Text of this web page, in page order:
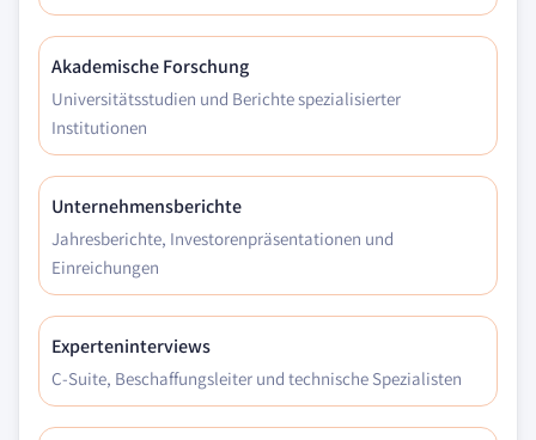
Akademische Forschung
Universitätsstudien und Berichte spezialisierter
Institutionen
Unternehmensberichte
Jahresberichte, Investorenpräsentationen und
Einreichungen
Experteninterviews
C-Suite, Beschaffungsleiter und technische Spezialisten